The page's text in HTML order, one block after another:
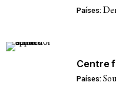
Países:
Centre
Países: